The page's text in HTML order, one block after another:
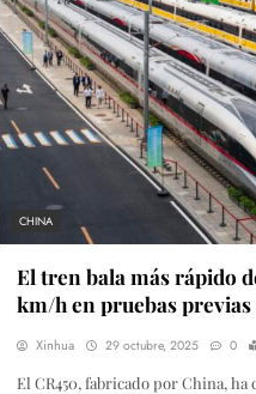
CHINA
El tren bala más rápido
km/h en pruebas
Xinhua 29 octubre, 2025 0
El CR450, fabricado por China,